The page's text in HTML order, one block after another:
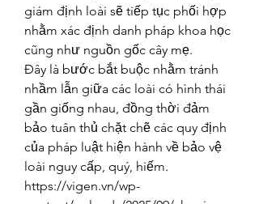
giám định loài sẽ tiếp tục phối hợp
nhằm xác định danh pháp khoa học
cũng như nguồn gốc cây mẹ.
Đây là bước bắt buộc nhằm tránh
nhầm lẫn giữa các loài có hình thái
gần giống nhau, đồng thời đảm
bảo tuân thủ chặt chẽ các quy định
của pháp luật hiện hành về bảo vệ
loài nguy cấp, quý, hiếm.
https://vigen.vn/wp-